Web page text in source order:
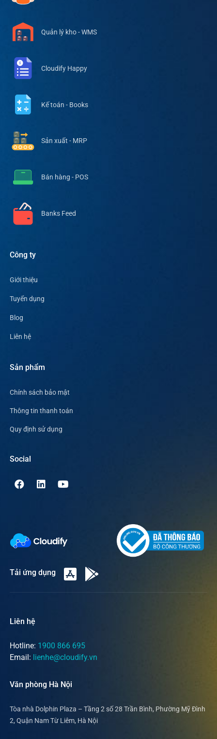
Quản lý kho - WMS
Cloudify Happy
Kế toán - Books
Sản xuất - MRP
Bán hàng - POS
Banks Feed
Công ty
Giới thiệu
Tuyển dụng
Blog
Liên hệ
Sản phẩm
Chính sách bảo mật
Thông tin thanh toán
Quy định sử dụng
Social
Tải ứng dụng
Liên hệ
Hotline: 1900 866 695
Email: lienhe@cloudify.vn
Văn phòng Hà Nội
Tòa nhà Dolphin Plaza – Tầng 2 số 28 Trần Bình, Phường Mỹ Đình
2, Quận Nam Từ Liêm, Hà Nội